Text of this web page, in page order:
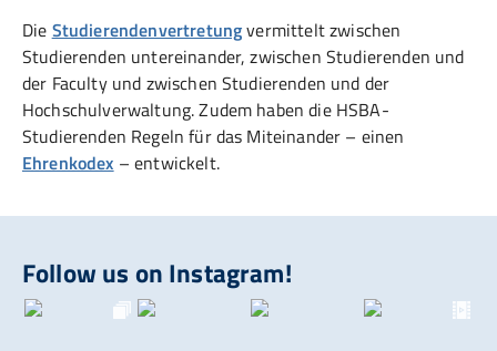
Die Studierendenvertretungvermittelt zwischen
Studierenden untereinander, zwischen Studierenden und
der Faculty und zwischen Studierenden und der
Hochschulverwaltung. Zudem haben die HSBA-
Studierenden Regeln für das Miteinander – einen
Ehrenkodex – entwickelt.
Follow us on Instagram!